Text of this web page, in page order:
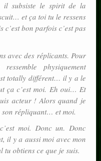
il subsiste le spirit de la
et ça toi tu le ressens
bon parfois c’est pas
avec des réplicants. Pour
physiquement
totally différent… il y a le
ça c’est moi. Eh oui… Et
acteur ! Alors quand je
son répliquant… et moi.
moi. Donc un. Donc
il y a aussi moi avec mon
obtiens ce que je suis.